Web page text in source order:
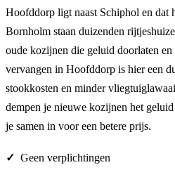
Hoofddorp ligt naast Schiphol en dat
Bornholm staan duizenden
oude kozijnen die geluid doorlaten
vervangen in Hoofddorp is hier een
stookkosten en minder
dempen je nieuwe kozijnen het
je samen in voor een betere prijs.
Geen verplichtingen